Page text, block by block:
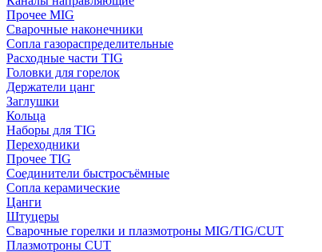
Прочее MIG
Сварочные наконечники
Сопла газораспределительные
Расходные части TIG
Головки для горелок
Держатели цанг
Заглушки
Кольца
Наборы для TIG
Переходники
Прочее TIG
Соединители быстросъёмные
Сопла керамические
Цанги
Штуцеры
Сварочные горелки и плазмотроны MIG/TIG/CUT
Плазмотроны CUT